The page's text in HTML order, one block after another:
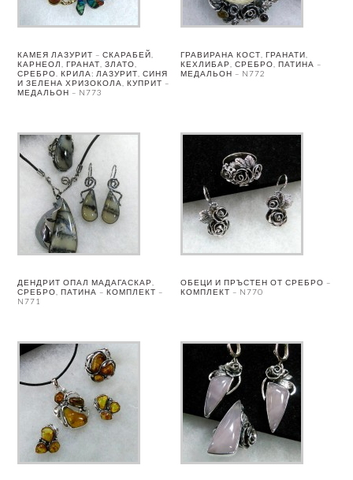
КАМЕЯ ЛАЗУРИТ – СКАРАБЕЙ,
КАРНЕОЛ, ГРАНАТ, ЗЛАТО,
СРЕБРО. КРИЛА: ЛАЗУРИТ, СИНЯ
И ЗЕЛЕНА ХРИЗОКОЛА, КУПРИТ –
МЕДАЛЬОН – N773
ГРАВИРАНА КОСТ, ГРАНАТИ,
КЕХЛИБАР, СРЕБРО, ПАТИНА –
МЕДАЛЬОН – N772
ДЕНДРИТ ОПАЛ МАДАГАСКАР,
СРЕБРО, ПАТИНА – КОМПЛЕКТ –
N771
ОБЕЦИ И ПРЪСТЕН ОТ СРЕБРО –
КОМПЛЕКТ – N770